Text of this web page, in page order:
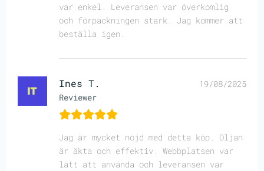
var enkel. Leveransen var överkomlig
och förpackningen stark. Jag kommer att
beställa igen.
Ines T.
Reviewer
19/08/2025
Jag är mycket nöjd med detta köp. Oljan
är äkta och effektiv. Webbplatsen var
lätt att använda och leveransen var